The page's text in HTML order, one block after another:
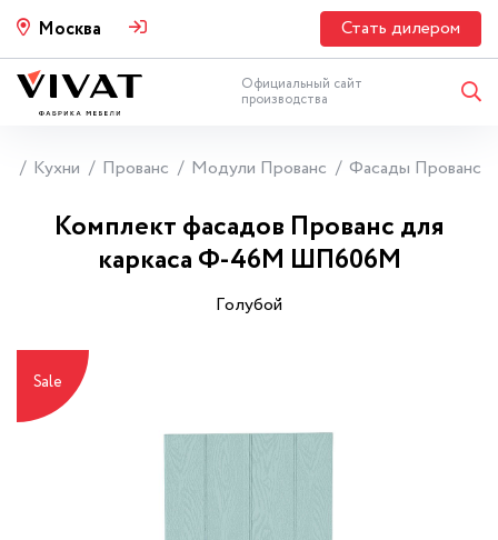
Москва Стать дилером
Официальный сайт
производства
Кухни Прованс Модули Прованс Фасады Прованс
Комплект фасадов Прованс для
каркаса Ф-46М ШП606М
Гoлyбoй
Sale